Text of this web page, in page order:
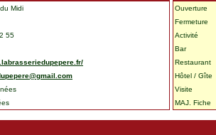
Midi
55
Ouverture
Fermeture
Activité
Bar
Restaurant
Hôtel / Gîte
Visite
MAJ. Fiche